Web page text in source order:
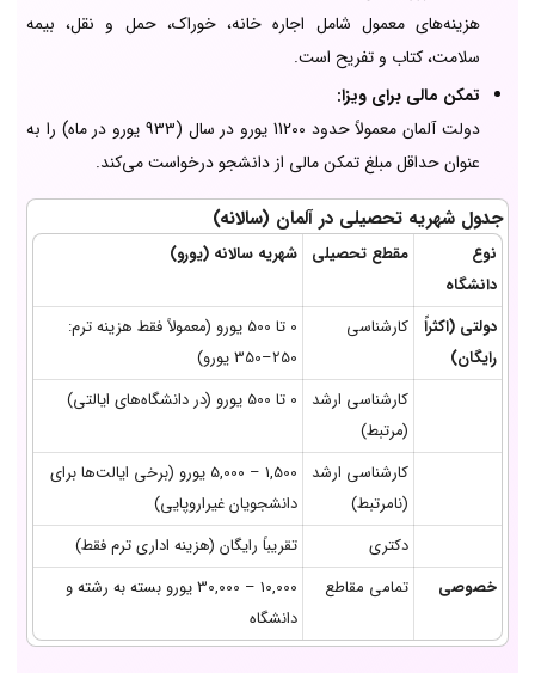
هزینه‌های معمول شامل اجاره خانه، خوراک، حمل و نقل، بیمه
سلامت، کتاب و تفریح است.
تمکن مالی برای ویزا:
دولت آلمان معمولاً حدود 11200 یورو در سال (933 یورو در ماه) را به
عنوان حداقل مبلغ تمکن مالی از دانشجو درخواست می‌کند.
جدول شهریه تحصیلی در آلمان (سالانه)
نوع
دانشگاه
مقطع تحصیلی شهریه سالانه (یورو)
دولتی (اکثراً
رایگان)
کارشناسی
0 تا 500 یورو (معمولاً فقط هزینه ترم:
250–350 یورو)
کارشناسی ارشد
(مرتبط)
0 تا 500 یورو (در دانشگاه‌های ایالتی)
کارشناسی ارشد
(نامرتبط)
1,500 – 5,000 یورو (برخی ایالت‌ها برای
دانشجویان غیراروپایی)
دکتری
تقریباً رایگان (هزینه اداری ترم فقط)
خصوصی
تمامی مقاطع
10,000 – 30,000 یورو بسته به رشته و
دانشگاه